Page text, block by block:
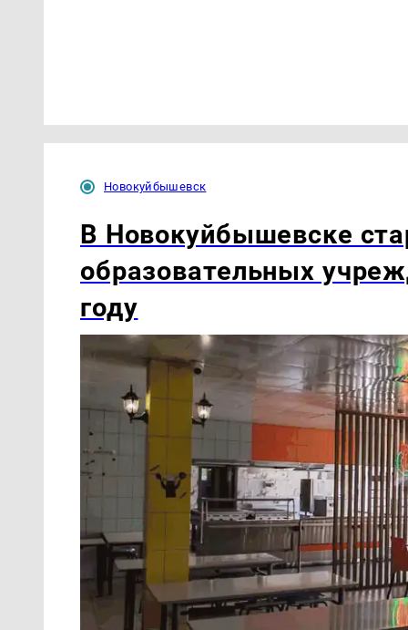
Новокуйбышевск
В Новокуйбышевске
образовательных
году